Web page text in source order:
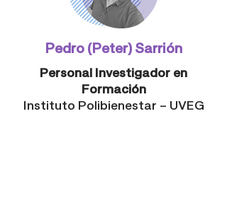
Pedro (Peter) Sarrión
Personal Investigador en
Formación
Instituto Polibienestar – UVEG